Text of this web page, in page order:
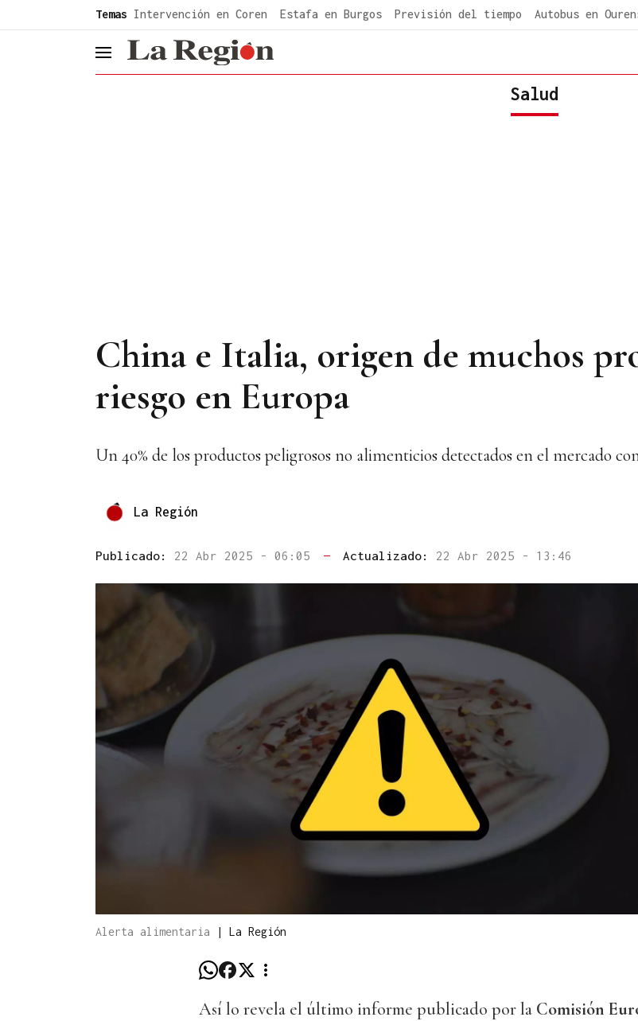
Temas Intervención en Coren Estafa en Burgos Previsión del tiempo Autobus en
header.menu.open
Salud
China e Italia, origen de muchos
riesgo en Europa
Un 40% de los productos peligrosos no alimenticios detectados en el mercado
La Región
Publicado: 22 Abr 2025 - 06:05 — Actualizado: 22 Abr 2025 - 13:46
Alerta alimentaria | La Región
Así lo revela el último informe publicado por la Comisión